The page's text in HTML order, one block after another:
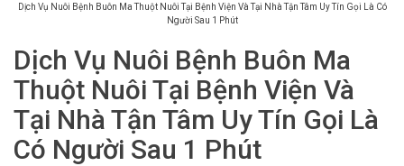
Dịch Vụ Nuôi Bệnh Buôn Ma Thuột Nuôi Tại Bệnh Viện Và Tại Nhà Tận Tâm Uy Tín Gọi Là Có
Người Sau 1 Phút
Dịch Vụ Nuôi Bệnh Buôn Ma
Thuột Nuôi Tại Bệnh Viện Và
Tại Nhà Tận Tâm Uy Tín Gọi Là
Có Người Sau 1 Phút